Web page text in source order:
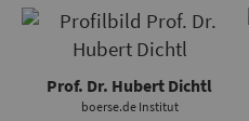
Prof. Dr. Hubert Dichtl
boerse.de Institut